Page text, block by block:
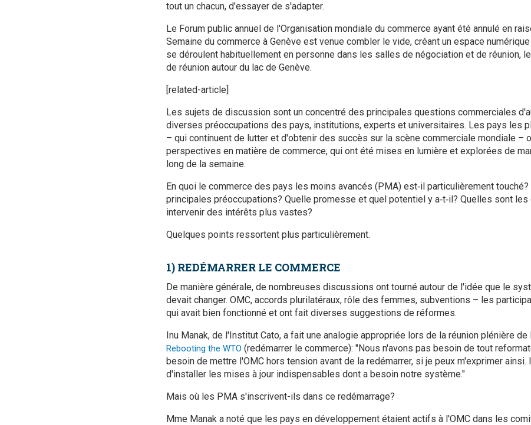
tout un chacun, d'essayer de s'adapter.
Le Forum public annuel de l'Organisation mondiale du commerce ayant été annulé en
Semaine du commerce à Genève est venue combler le vide, créant un espace
se déroulent habituellement en personne dans les salles de négociation et de réunion,
de réunion autour du lac de Genève.
[related-article]
Les sujets de discussion sont un concentré des principales questions commerciales
diverses préoccupations des pays, institutions, experts et universitaires. Les pays les
– qui continuent de lutter et d'obtenir des succès sur la scène commerciale mondiale –
perspectives en matière de commerce, qui ont été mises en lumière et explorées de
long de la semaine.
En quoi le commerce des pays les moins avancés (PMA) est‑il particulièrement
principales préoccupations? Quelle promesse et quel potentiel y a‑t‑il? Quelles sont
intervenir des intérêts plus vastes?
Quelques points ressortent plus particulièrement.
1) REDÉMARRER LE COMMERCE
De manière générale, de nombreuses discussions ont tourné autour de l'idée que le
devait changer. OMC, accords plurilatéraux, rôle des femmes, subventions – les
qui avait bien fonctionné et ont fait diverses suggestions de réformes.
Inu Manak, de l'Institut Cato, a fait une analogie appropriée lors de la réunion plénière de
Rebooting the WTO (redémarrer le commerce): "Nous n'avons pas besoin de tout
besoin de mettre l'OMC hors tension avant de la redémarrer, si je peux m'exprimer
d'installer les mises à jour indispensables dont a besoin notre système."
Mais où les PMA s'inscrivent-ils dans ce redémarrage?
Mme Manak a noté que les pays en développement étaient actifs à l'OMC dans les